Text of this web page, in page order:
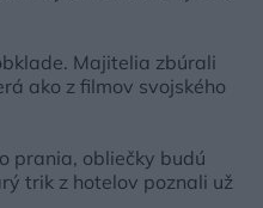
Majitelia zbúrali
ako z filmov svojského
prania, obliečky budú
trik z hotelov poznali už